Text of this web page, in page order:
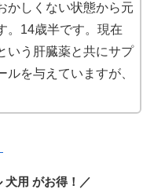
かしくない状態から元
。14歳半です。現在
いう肝臓薬と共にサプ
ルを与えていますが、
犬用 がお得！／